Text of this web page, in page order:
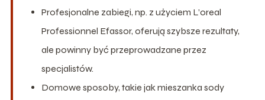
Profesjonalne zabiegi, np. z użyciem L’oreal
Professionnel Efassor, oferują szybsze rezultaty,
ale powinny być przeprowadzane przez
specjalistów.
Domowe sposoby, takie jak mieszanka sody